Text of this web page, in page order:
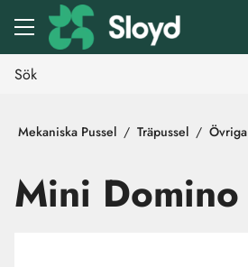
Gå till huvudinnehåll
Mekaniska Pussel Träpussel Övriga
Mini Domino